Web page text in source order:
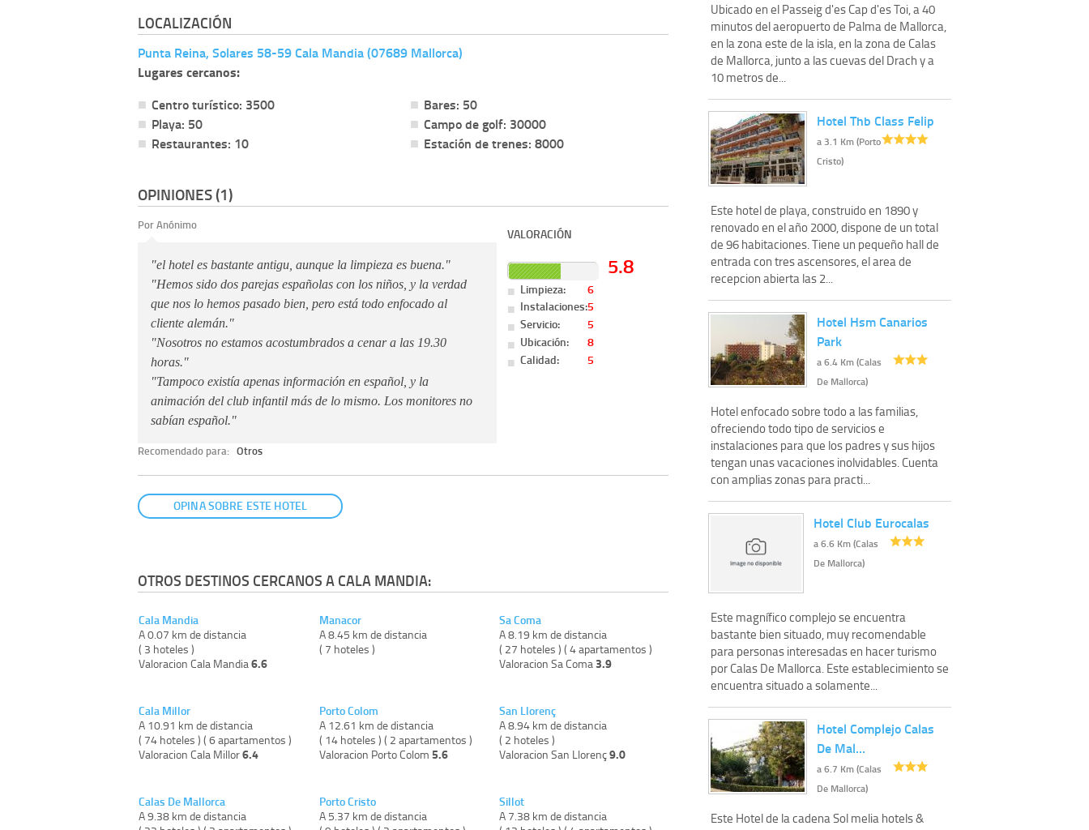
LOCALIZACIÓN
Punta Reina, Solares 58-59 Cala Mandia (07689 Mallorca)
Lugares cercanos:
Centro turístico: 3500
Playa: 50
Restaurantes: 10
Bares: 50
Campo de golf: 30000
Estación de trenes: 8000
OPINIONES (1)
Por Anónimo
"el hotel es bastante antigu, aunque la limpieza es buena."
"Hemos sido dos parejas españolas con los niños, y la verdad
que nos lo hemos pasado bien, pero está todo enfocado al
cliente alemán."
"Nosotros no estamos acostumbrados a cenar a las 19.30
horas."
"Tampoco existía apenas información en español, y la
animación del club infantil más de lo mismo. Los monitores no
sabían español."
Recomendado para: Otros
VALORACIÓN
5.8
Limpieza:
6
Instalaciones:5
Servicio:
5
Ubicación:
8
Calidad:
5
OPINA SOBRE ESTE HOTEL
OTROS DESTINOS CERCANOS A CALA MANDIA:
Cala Mandia
A 0.07 km de distancia
( 3 hoteles )
Valoracion Cala Mandia 6.6
Cala Millor
A 10.91 km de distancia
( 74 hoteles ) ( 6 apartamentos )
Valoracion Cala Millor6.4
Calas De Mallorca
A 9.38 km de distancia
Manacor
A 8.45 km de distancia
( 7 hoteles )
Porto Colom
A 12.61 km de distancia
( 14 hoteles ) ( 2 apartamentos )
Valoracion Porto Colom 5.6
Porto Cristo
A 5.37 km de distancia
Sa Coma
A 8.19 km de distancia
( 27 hoteles ) ( 4 apartamentos )
Valoracion Sa Coma3.9
San Llorenç
A 8.94 km de distancia
( 2 hoteles )
Valoracion San Llorenç9.0
Sillot
A 7.38 km de distancia
Ubicado en el Passeig d'es Cap d'es Toi, a 40
minutos del aeropuerto de Palma de Mallorca,
en la zona este de la isla, en la zona de Calas
de Mallorca, junto a las cuevas del Drach y a
10 metros de...
Hotel Thb Class Felip
a 3.1 Km (Porto
Cristo)
Este hotel de playa, construido en 1890 y
renovado en el año 2000, dispone de un total
de 96 habitaciones. Tiene un pequeño hall de
entrada con tres ascensores, el area de
recepcion abierta las 2...
Hotel Hsm Canarios
Park
a 6.4 Km (Calas
De Mallorca)
Hotel enfocado sobre todo a las familias,
ofreciendo todo tipo de servicios e
instalaciones para que los padres y sus hijos
tengan unas vacaciones inolvidables. Cuenta
con amplias zonas para practi...
Hotel Club Eurocalas
a 6.6 Km (Calas
De Mallorca)
Este magnífico complejo se encuentra
bastante bien situado, muy recomendable
para personas interesadas en hacer turismo
por Calas De Mallorca. Este establecimiento se
encuentra situado a solamente...
Hotel Complejo Calas
De Mal…
a 6.7 Km (Calas
De Mallorca)
Este Hotel de la cadena Sol melia hotels &